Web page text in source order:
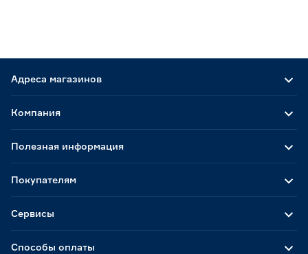
Адреса магазинов
Способы оплаты
Компания
Полезная информация
Покупателям
Сервисы